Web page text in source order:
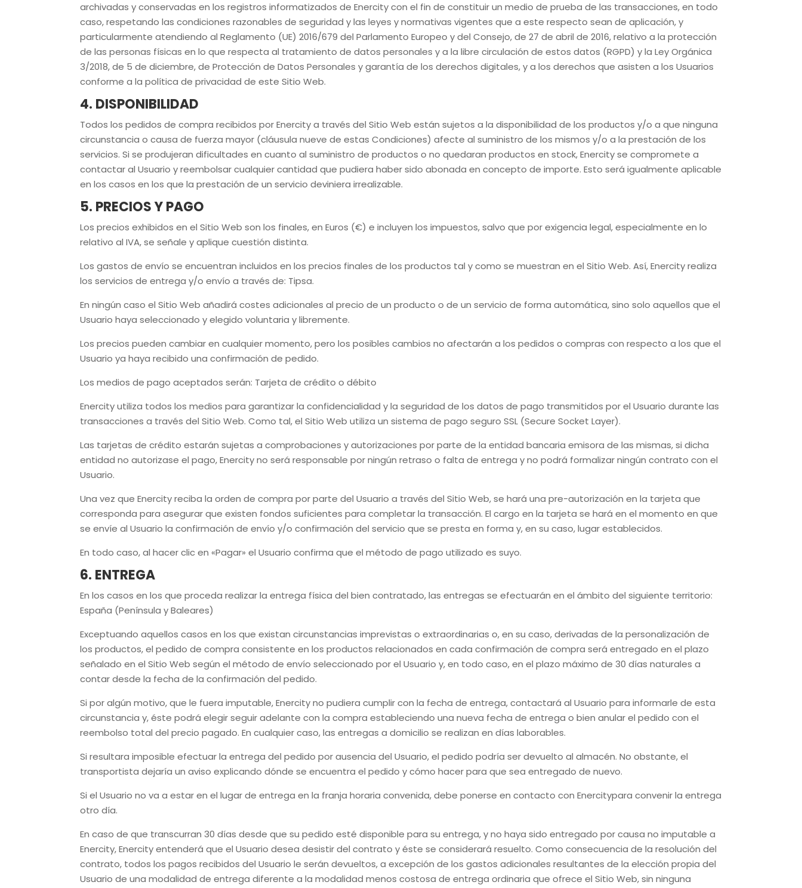
archivadas y conservadas en los registros informatizados deEnercitycon el fin de constituir un medio de prueba de las transacciones, en todo
caso, respetando las condiciones razonables de seguridad y las leyes y normativas vigentes que a este respecto sean de aplicación, y
particularmente atendiendo al Reglamento (UE) 2016/679 del Parlamento Europeo y del Consejo, de 27 de abril de 2016, relativo a la protección
de las personas físicas en lo que respecta al tratamiento de datos personales y a la libre circulación de estos datos (RGPD) y la Ley Orgánica
3/2018, de 5 de diciembre, de Protección de Datos Personales y garantía de los derechos digitales, y a los derechos que asisten a los Usuarios
conforme a la política de privacidad de este Sitio Web.
4. DISPONIBILIDAD
Todos los pedidos de compra recibidos porEnercitya través del Sitio Web están sujetos a la disponibilidad de los productos y/o a que ninguna
circunstancia o causa de fuerza mayor (cláusula nueve de estas Condiciones) afecte al suministro de los mismos y/o a la prestación de los
servicios. Si se produjeran dificultades en cuanto al suministro de productos o no quedaran productos en stock,Enercityse compromete a
contactar al Usuario y reembolsar cualquier cantidad que pudiera haber sido abonada en concepto de importe. Esto será igualmente aplicable
en los casos en los que la prestación de un servicio deviniera irrealizable.
5. PRECIOS Y PAGO
Los precios exhibidos en el Sitio Web son los finales, en Euros (€) e incluyen los impuestos, salvo que por exigencia legal, especialmente en lo
relativo al IVA, se señale y aplique cuestión distinta.
Los gastos de envío se encuentran incluidos en los precios finales de los productos tal y como se muestran en el Sitio Web. Así,Enercityrealiza
los servicios de entrega y/o envío a través de: Tipsa.
En ningún caso el Sitio Web añadirá costes adicionales al precio de un producto o de un servicio de forma automática, sino solo aquellos que el
Usuario haya seleccionado y elegido voluntaria y libremente.
Los precios pueden cambiar en cualquier momento, pero los posibles cambios no afectarán a los pedidos o compras con respecto a los que el
Usuario ya hayarecibido una confirmación de pedido.
Los medios de pago aceptados serán: Tarjeta de crédito o débito
Enercityutiliza todos los medios para garantizar la confidencialidad y la seguridad de los datos de pago transmitidos por el Usuario durante las
transacciones a través del Sitio Web. Como tal, el Sitio Web utiliza un sistema de pago seguro SSL (Secure Socket Layer).
Las tarjetas de crédito estarán sujetas a comprobaciones y autorizaciones por parte de la entidad bancaria emisora de las mismas, si dicha
entidad no autorizase el pago,Enercityno será responsable por ningún retraso o falta de entrega y no podrá formalizar ningún contrato con el
Usuario.
Una vez queEnercityreciba la orden de compra por parte del Usuario a través del Sitio Web, se hará una pre-autorización en la tarjeta que
corresponda para asegurar que existen fondos suficientes para completar la transacción. El cargo en la tarjeta se hará en el momento en que
se envíe al Usuario la confirmación de envío y/o confirmación del servicio que se presta en forma y, en su caso, lugar establecidos.
En todo caso, al hacer clic en «Pagar» el Usuario confirma que el método de pago utilizado es suyo.
6. ENTREGA
En los casos en los que proceda realizar la entrega física del bien contratado, las entregas se efectuarán en el ámbito del siguiente territorio:
España (Península y Baleares)
Exceptuando aquellos casos en los que existan circunstancias imprevistas o extraordinarias o, en su caso, derivadas de la personalización de
los productos, el pedido de compra consistente en los productos relacionados en cada confirmación de compra será entregado en el plazo
señalado en el Sitio Web según el método de envío seleccionado por el Usuario y, en todo caso, en el plazo máximo de 30 días naturales a
contar desde la fecha de la confirmación del pedido.
Si por algún motivo, que le fuera imputable,Enercityno pudiera cumplir con la fecha de entrega, contactará al Usuario para informarle de esta
circunstancia y, éste podrá elegir seguir adelante con la compra estableciendo una nueva fecha de entrega o bien anular el pedido con el
reembolso total del precio pagado. En cualquier caso, las entregas a domicilio se realizan en días laborables.
Si resultara imposible efectuar la entrega del pedido por ausencia del Usuario, el pedido podría ser devuelto al almacén. No obstante, el
transportista dejaría un aviso explicando dónde se encuentra el pedido y cómo hacer para que sea entregado de nuevo.
Si el Usuario no va a estar en el lugar de entrega en la franja horaria convenida, debe ponerse en contacto conEnercitypara convenir la entrega
otro día.
En caso de que transcurran 30 días desde que su pedido esté disponible para su entrega, y no haya sido entregado por causa no imputable a
Enercity,Enercityentenderá que el Usuario desea desistir del contrato y éste se considerará resuelto. Como consecuencia de la resolución del
contrato, todos los pagos recibidos del Usuario le serán devueltos, a excepción de los gastos adicionales resultantes de la elección propia del
Usuario de una modalidad de entrega diferente a la modalidad menos costosa de entrega ordinaria que ofrece el Sitio Web, sin ninguna